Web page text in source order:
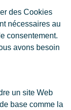
des Cookies
nécessaires au
consentement.
avons besoin
un site Web
base comme la